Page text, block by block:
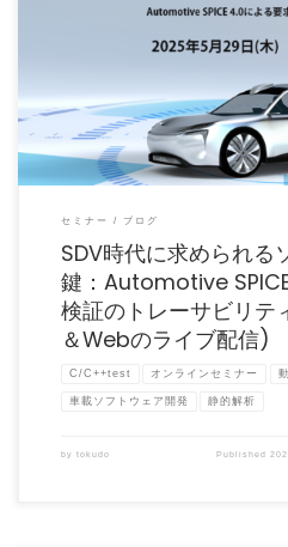
セミナー ブログ
SDV時代に求められる
鍵：Automotive
検証のトレーサビリテ
＆Webのライブ配信)
C/C++test オンラインセミナー
車載ソフトウェア開発 静的解析
by tokudo Published